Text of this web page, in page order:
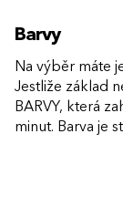
Barvy
Na výběr máte
Jestliže základ
BARVY, která
minut. Barva je